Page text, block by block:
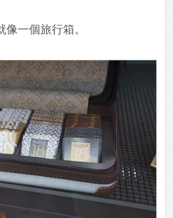
一個旅行箱。